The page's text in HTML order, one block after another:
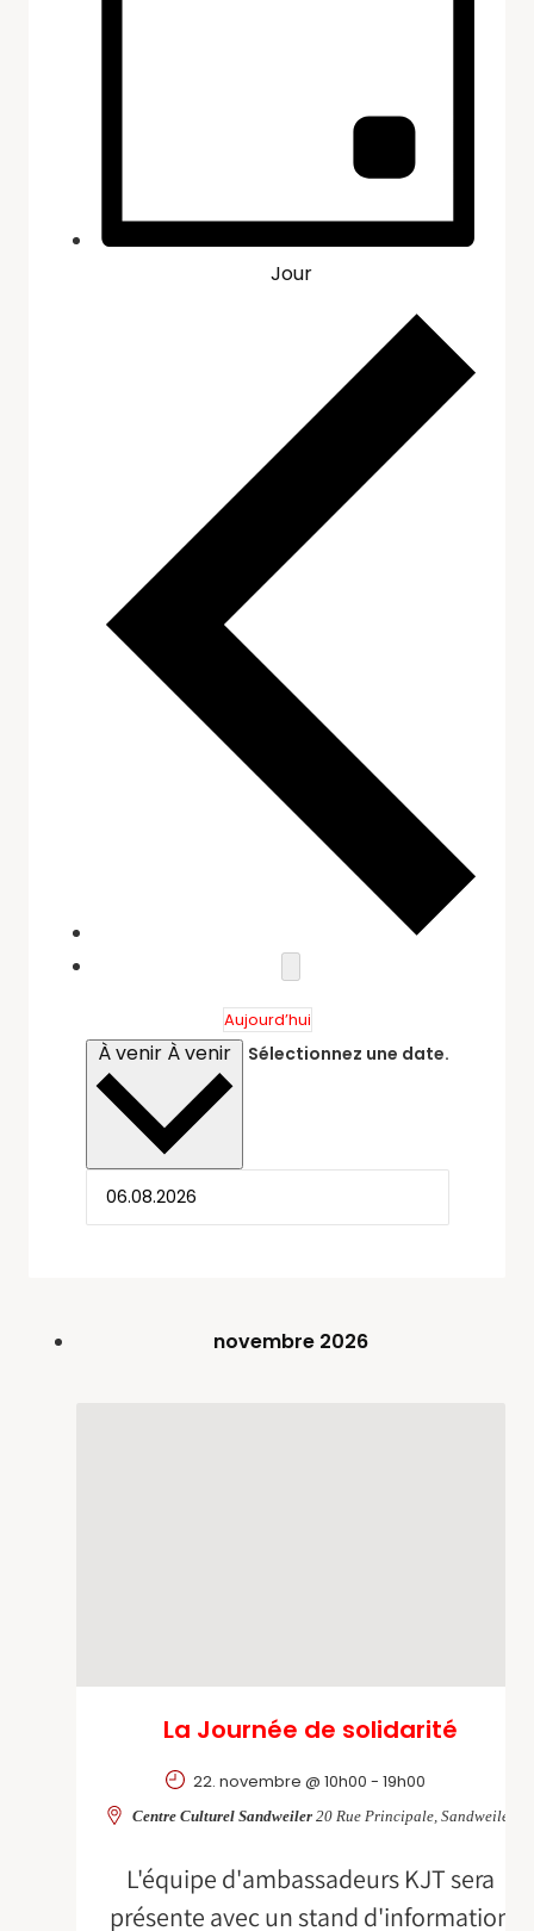
Jour
Aujourd’hui
À venir À venir Sélectionnez une date.
novembre 2026
La Journée de solidarité
22. novembre @ 10h00 - 19h00
Centre Culturel Sandweiler 20 Rue Principale, Sandweiler
L'équipe d'ambassadeurs KJT sera
présente avec un stand d'information